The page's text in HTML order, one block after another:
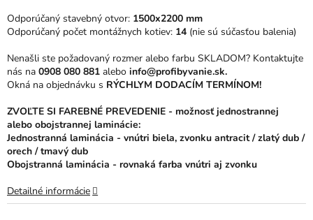
Odporúčaný stavebný otvor: 1500x2200 mm
Odporúčaný počet montážnych kotiev: 14 (nie sú súčasťou balenia)
Nenašli ste požadovaný rozmer alebo farbu SKLADOM? Kontaktujte
nás na 0908 080 881 alebo info@profibyvanie.sk.
Okná na objednávku s RÝCHLYM DODACÍM TERMÍNOM!
ZVOĽTE SI FAREBNÉ PREVEDENIE - možnosť jednostrannej
alebo obojstrannej laminácie:
Jednostranná laminácia - vnútri biela, zvonku antracit / zlatý dub /
orech / tmavý dub
Obojstranná laminácia - rovnaká farba vnútri aj zvonku
Detailné informácie